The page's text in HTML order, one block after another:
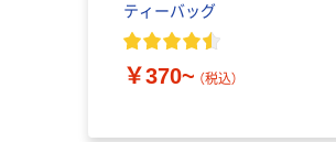
ティーバッグ
￥370~ （税込）